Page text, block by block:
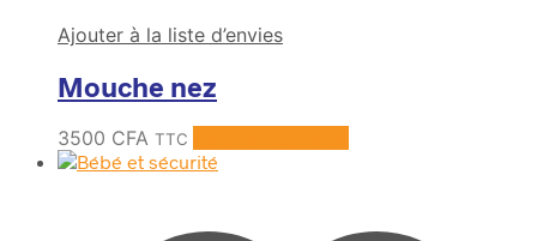
Ajouter à la liste d’envies
Mouche nez
3500 CFA TTC